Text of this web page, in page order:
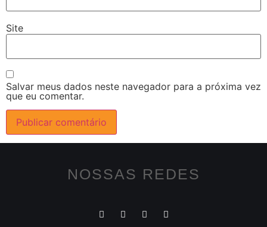
Site
Salvar meus dados neste navegador para a próxima vez
que eu comentar.
NOSSAS REDES